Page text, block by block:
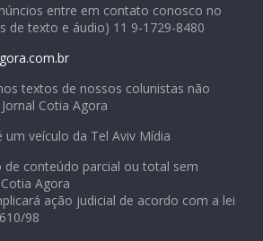
entre em contato conosco no
de texto e áudio) 11 9-1729-8480
textos de nossos colunistas não
Cotia Agora
um veículo da Tel Aviv Mídia
de conteúdo parcial ou total sem
Agora
ação judicial de acordo com a lei
98